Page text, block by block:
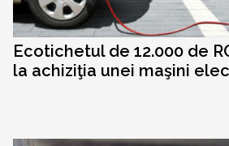
Ecotichetul de 12.000 de
la achiziţia unei maşini